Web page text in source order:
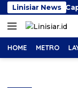
Langsung
ke
konten
Linisiar News
Makassar
HOME METRO